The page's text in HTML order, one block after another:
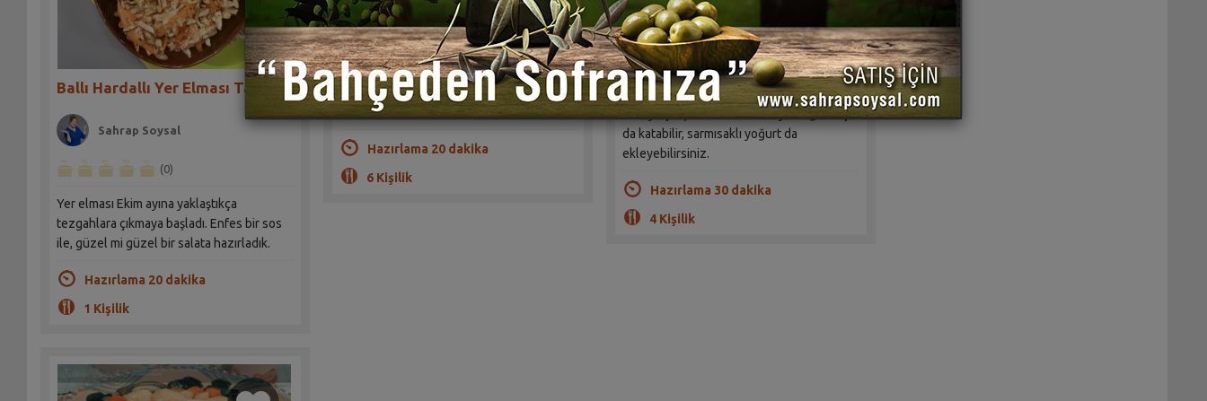
Ballı Hardallı Yer Elması Tarifi
Sahrap Soysal
(0)
Yer elması Ekim ayına yaklaştıkça
tezgahlara çıkmaya başladı. Enfes bir sos
ile, güzel mi güzel bir salata hazırladık.
Hazırlama 20 dakika
1 Kişilik
(0)
Yerelması çok çabuk pişen ve neredeyse
hiç su çekmeyen bir sebzedir. Hafif tatlı
olduğu için ayrıca şeker de katılmaz.
Hazırlama 20 dakika
6 Kişilik
Yerelması havuçtan çok daha çabuk pişer.
Hatta patatesten de daha çabuk piştiği
olur. Bu yüzden, fazla dağılmadan ocaktan
almaya çalışın. Isterseniz bu yemeğe salça
da katabilir, sarmısaklı yoğurt da
ekleyebilirsiniz.
Hazırlama 30 dakika
4 Kişilik